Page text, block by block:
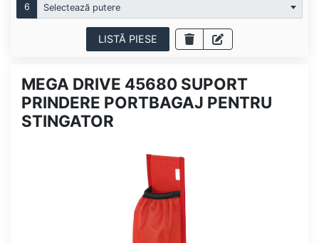
6 Selectează putere
LISTĂ PIESE
MEGA DRIVE 45680 SUPORT
PRINDERE PORTBAGAJ PENTRU
STINGATOR